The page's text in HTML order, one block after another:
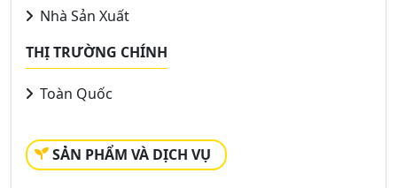
Nhà Sản Xuất
THỊ TRƯỜNG CHÍNH
Toàn Quốc
SẢN PHẨM VÀ DỊCH VỤ